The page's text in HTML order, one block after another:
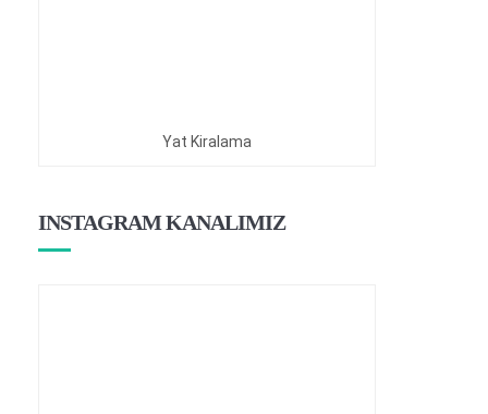
Yat Kiralama
INSTAGRAM KANALIMIZ